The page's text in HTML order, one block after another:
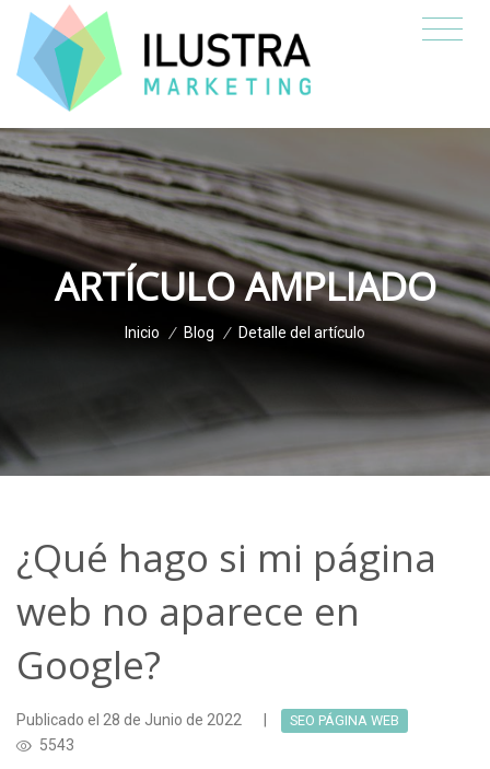
ARTÍCULO AMPLIADO
Inicio / Blog / Detalle del artículo
¿Qué hago si mi página
web no aparece en
Google?
Publicado el 28 de Junio de 2022 SEO PÁGINA WEB
5543